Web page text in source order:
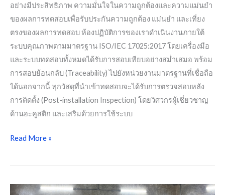
อย่างมีประสิทธิภาพ ความมั่นใจในความถูกต้องและความแม่นยำ
ของผลการทดสอบเพื่อรับประกันความถูกต้อง แม่นยำ และเที่ยง
ตรงของผลการทดสอบ ห้องปฏิบัติการของเราดำเนินงานภายใต้
ระบบคุณภาพตามมาตรฐาน ISO/IEC 17025:2017 โดยเครื่องมือ
และระบบทดสอบทั้งหมดได้รับการสอบเทียบอย่างสม่ำเสมอ พร้อม
การสอบย้อนกลับ (Traceability) ไปยังหน่วยงานมาตรฐานที่เชื่อถือ
ได้นอกจากนี้ ทุกวัสดุที่นำเข้าทดสอบจะได้รับการตรวจสอบหลัง
การติดตั้ง (Post-installation Inspection) โดยวิศวกรผู้เชี่ยวชาญ
ด้านอะคูสติก และเสริมด้วยการใช้ระบบ
Read More »
การ